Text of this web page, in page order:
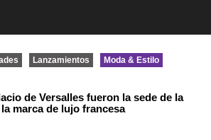
Lanzamientos Moda & Estilo
de Versalles fueron la sede de la
marca de lujo francesa